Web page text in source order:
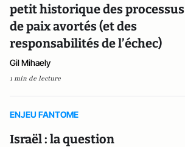
petit historique des processus
de paix avortés (et des
responsabilités de l’échec)
Gil Mihaely
1 min de lecture
ENJEU FANTOME
Israël : la question